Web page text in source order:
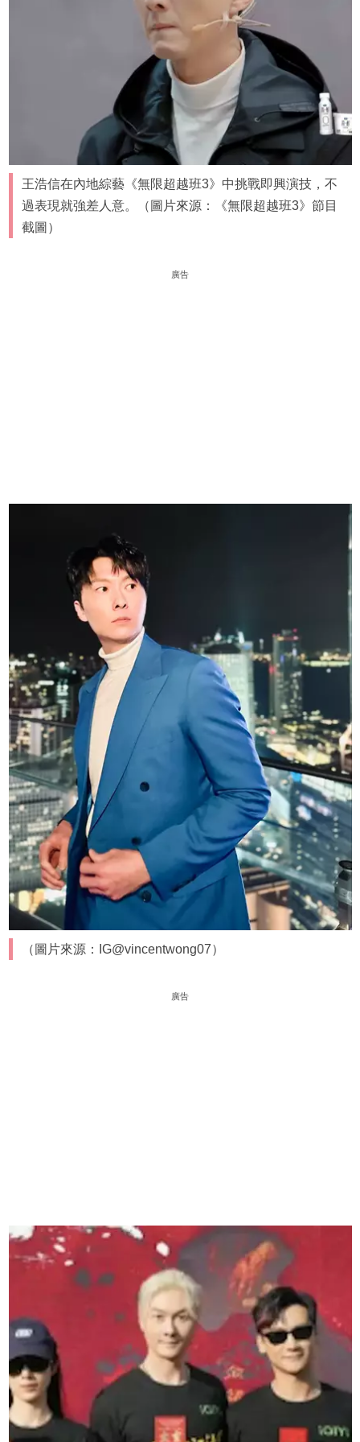
王浩信在內地綜藝《無限超越班3》中挑戰即興演技，不
過表現就強差人意。（圖片來源：《無限超越班3》節目
截圖）
廣告
（圖片來源：IG@vincentwong07）
廣告